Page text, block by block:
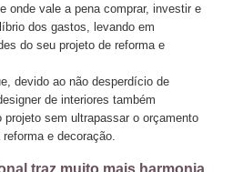
onde vale a pena comprar, investir e
dos gastos, levando em
do seu projeto de reforma e
devido ao não desperdício de
de interiores também
sem ultrapassar o orçamento
e decoração.
traz muito mais harmonia